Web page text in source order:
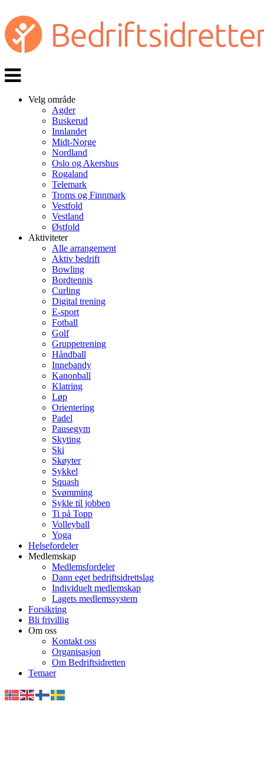
Veksle
navigasjon
Velg område
Agder
Buskerud
Innlandet
Midt-Norge
Nordland
Oslo og Akershus
Rogaland
Telemark
Troms og Finnmark
Vestfold
Vestland
Østfold
Aktiviteter
Alle arrangement
Aktiv bedrift
Bowling
Bordtennis
Curling
Digital trening
E-sport
Fotball
Golf
Gruppetrening
Håndball
Innebandy
Kanonball
Klatring
Løp
Orientering
Padel
Pausegym
Skyting
Ski
Skøyter
Sykkel
Squash
Svømming
Sykle til jobben
Ti på Topp
Volleyball
Yoga
Helsefordeler
Medlemskap
Medlemsfordeler
Dann eget bedriftsidrettslag
Individuelt medlemskap
Lagets medlemssystem
Forsikring
Bli frivillig
Om oss
Kontakt oss
Organisasjon
Om Bedriftsidretten
Temaer